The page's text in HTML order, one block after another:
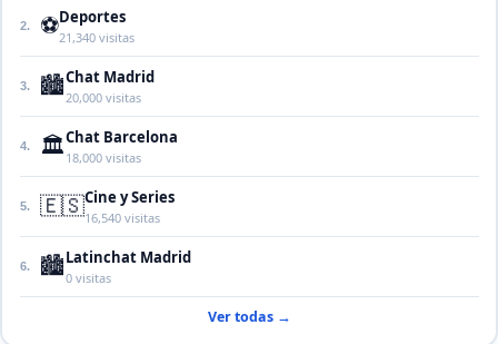
2. ⚽Deportes
21,340 visitas
3. 🏙️Chat Madrid
20,000 visitas
4. 🏛️Chat Barcelona
18,000 visitas
5. 🇪🇸Cine y Series
16,540 visitas
6. 🏙️Latinchat Madrid
0 visitas
Ver todas →